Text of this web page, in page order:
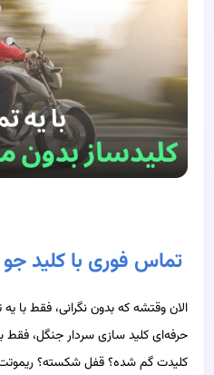
تماس فوری با کلید جو
الان وقتشه که بدون نگرانی، فقط با
حرفه‌ای کلید سازی سردار جنگل،
کلیدت گم شده؟ قفل شکسته؟ ریموتت